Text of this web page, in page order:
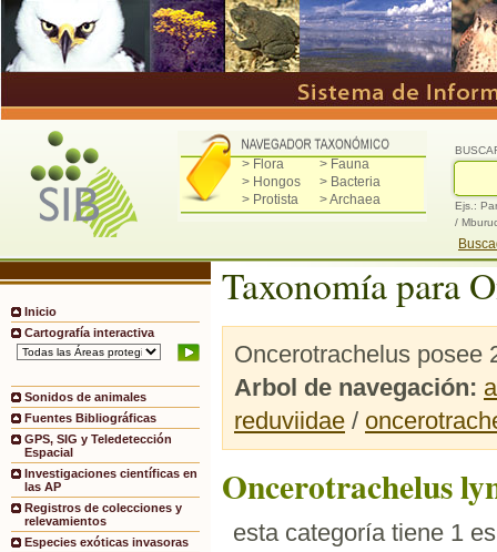
> Flora
> Fauna
> Hongos
> Bacteria
> Protista
> Archaea
Ejs.:
/
Inicio
Cartografía interactiva
Sonidos de animales
Fuentes Bibliográficas
GPS, SIG y Teledetección
Espacial
Investigaciones científicas en
las AP
Registros de colecciones y
relevamientos
Especies exóticas invasoras
Taxonomía para
Oncerotrachelus posee
Arbol de navegación:
reduviidae /
Oncerotrachelus
esta categoría tiene 1